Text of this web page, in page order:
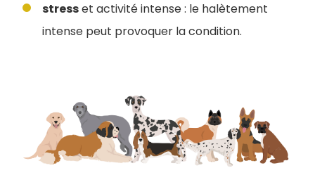
stresset activité intense : le halètement
intense peut provoquer la condition.